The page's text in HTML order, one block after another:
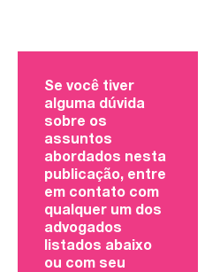
Se você tiver
alguma dúvida
sobre os
assuntos
abordados nesta
publicação, entre
em contato com
qualquer um dos
advogados
listados abaixo
ou com seu